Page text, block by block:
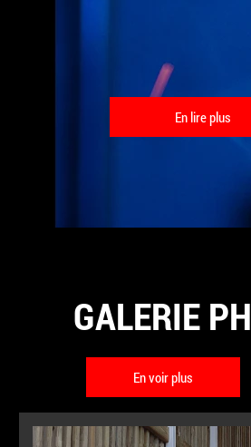
En lire plus
GALERIE
En voir plus